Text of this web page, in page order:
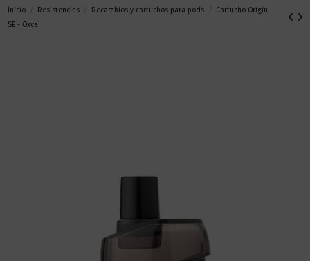
Inicio Resistencias Recambios y cartuchos para pods
Cartucho Origin
SE - Oxva